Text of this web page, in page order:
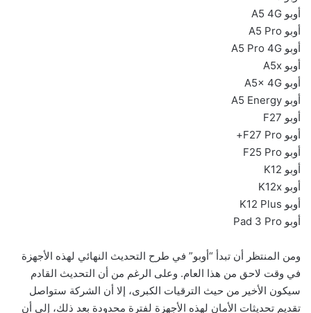
أوبو A5 4G
أوبو A5 Pro
أوبو A5 Pro 4G
أوبو A5x
أوبو A5x 4G
أوبو A5 Energy
أوبو F27
أوبو F27 Pro+
أوبو F25 Pro
أوبو K12
أوبو K12x
أوبو K12 Plus
أوبو Pad 3 Pro
ومن المنتظر أن تبدأ “أوبو” في طرح التحديث النهائي لهذه الأجهزة
في وقت لاحق من هذا العام. وعلى الرغم من أن التحديث القادم
سيكون الأخير من حيث الترقيات الكبرى، إلا أن الشركة ستواصل
تقديم تحديثات الأمان لهذه الأجهزة لفترة محدودة بعد ذلك، إلى أن